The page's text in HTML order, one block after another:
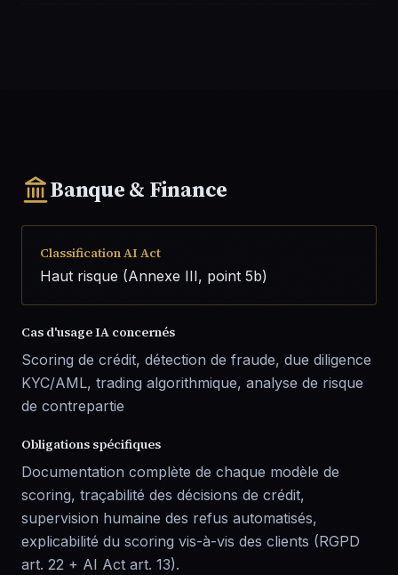
Banque & Finance
Classification AI Act
Haut risque (Annexe III, point 5b)
Cas d'usage IA concernés
Scoring de crédit, détection de fraude, due diligence
KYC/AML, trading algorithmique, analyse de risque
de contrepartie
Obligations spécifiques
Documentation complète de chaque modèle de
scoring, traçabilité des décisions de crédit,
supervision humaine des refus automatisés,
explicabilité du scoring vis-à-vis des clients (RGPD
art. 22 + AI Act art. 13).